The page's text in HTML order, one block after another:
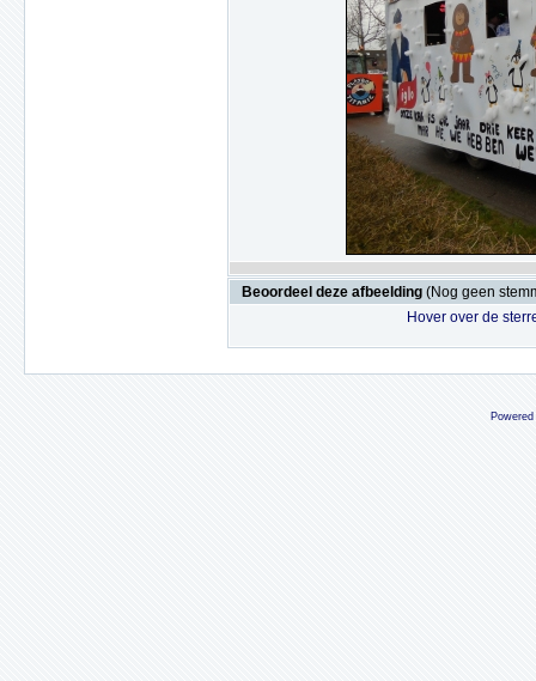
Beoordeel deze afbeelding (Nog geen
Hover over de